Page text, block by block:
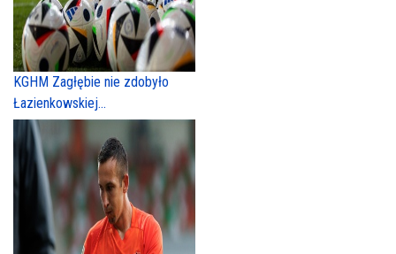
KGHM Zagłębie nie zdobyło
Łazienkowskiej...